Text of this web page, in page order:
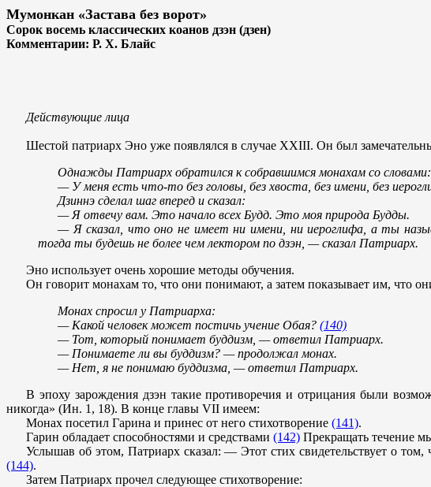
Мумонкан «Застава без ворот»
Сорок восемь классических коанов дзэн (дзен)
Комментарии: Р. X. Блайс
Действующие лица
Шестой патриарх Эно уже появлялся в случае XXIII. Он был
Однажды Патриарх обратился к собравшимся монахам со словами:
— У меня есть что-то без головы, без хвоста, без имени, без
Дзиннэ сделал шаг вперед и сказал:
— Я отвечу вам. Это начало всех Будд. Это моя природа Будды.
— Я сказал, что оно не имеет ни имени, ни иероглифа, а ты
тогда ты будешь не более чем лектором по дзэн, — сказал Патриарх.
Эно использует очень хорошие методы обучения.
Он говорит монахам то, что они понимают, а затем показывает им, что
Монах спросил у Патриарха:
— Какой человек может постичь учение Обая? (140)
— Тот, который понимает буддизм, — ответил Патриарх.
— Понимаете ли вы буддизм? — продолжал монах.
— Нет, я не понимаю буддизма, — ответил Патриарх.
В эпоху зарождения дзэн такие противоречия и отрицания были
никогда» (Ин. 1, 18). В конце главы VII имеем:
Монах посетил Гарина и принес от него стихотворение (141).
Гарин обладает способностями и средствами (142) Прекращать течение
Услышав об этом, Патриарх сказал: — Этот стих свидетельствует о
(144).
Затем Патриарх прочел следующее стихотворение: